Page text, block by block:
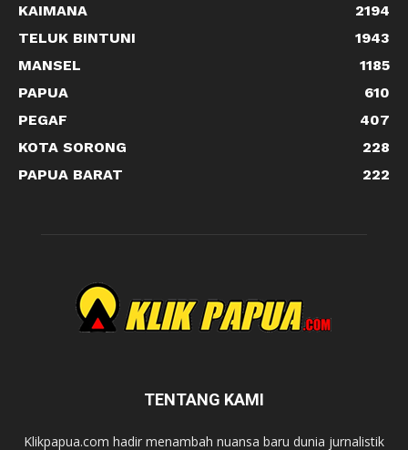
KAIMANA
2194
TELUK BINTUNI
1943
MANSEL
1185
PAPUA
610
PEGAF
407
KOTA SORONG
228
PAPUA BARAT
222
TENTANG KAMI
Klikpapua.com hadir menambah nuansa baru dunia jurnalistik